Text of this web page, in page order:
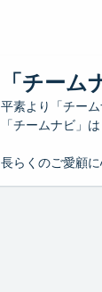
「チー
平素より「チー
「チームナビ」
長らくのご愛顧に